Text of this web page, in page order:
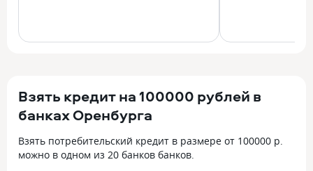
Взять кредит на 100000 рублей в
банках Оренбурга
Взять потребительский кредит в размере от 100000 р.
можно в одном из 20 банков банков.